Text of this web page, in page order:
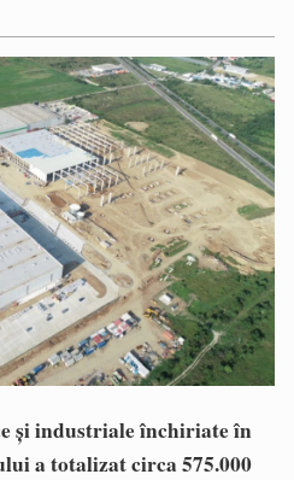
și industriale închiriate în
a totalizat circa 575.000